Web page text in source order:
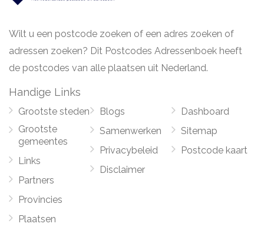
Wilt u een postcode zoeken of een adres zoeken of
adressen zoeken? Dit Postcodes Adressenboek heeft
de postcodes van alle plaatsen uit Nederland.
Handige Links
Grootste steden
Grootste
gemeentes
Links
Partners
Provincies
Plaatsen
Blogs
Samenwerken
Privacybeleid
Disclaimer
Dashboard
Sitemap
Postcode kaart